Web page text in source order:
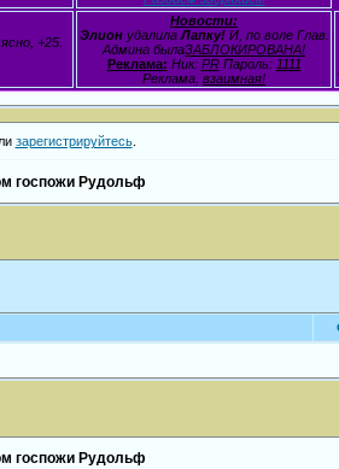
+25.
Новости:
ЭлионудалилаЛапку!И, по воле Глав.
Админа былаЗАБЛОКИРОВАНА!
Реклама: Ник: PRПароль: 1111
Реклама, взаимная!
зарегистрируйтесь.
госпожи Рудольф
госпожи Рудольф